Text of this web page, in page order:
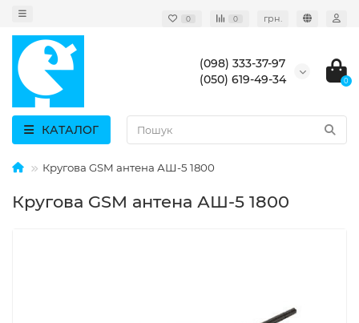
0 0 грн.
(098) 333-37-97
(050) 619-49-34
0
КАТАЛОГ
Кругова GSM антена АШ-5 1800
Кругова GSM антена АШ-5 1800